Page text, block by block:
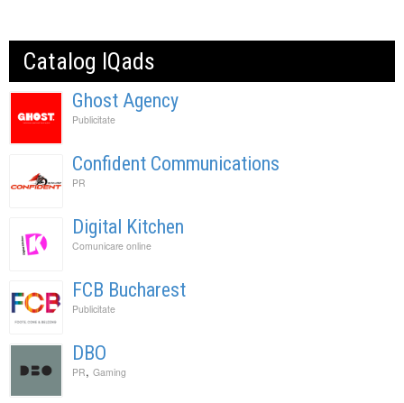
Catalog IQads
Ghost Agency
Publicitate
Confident Communications
PR
Digital Kitchen
Comunicare online
FCB Bucharest
Publicitate
DBO
PR, Gaming